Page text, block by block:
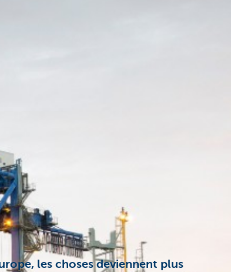
les choses deviennent plus